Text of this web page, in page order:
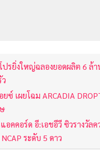
ปรยิ่งใหญ่ฉลองยอดผลิต 6 ล้
ยซ์ เผยโฉม ARCADIA
อคคอร์ด อี:เอชอีวี ซิวรางวัล
NCAP ระดับ 5 ดาว